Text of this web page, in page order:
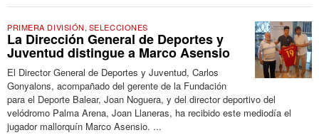
PRIMERA DIVISIÓN, SELECCIONES
La Dirección General de Deportes y
Juventud distingue a Marco Asensio
El Director General de Deportes y Juventud, Carlos
Gonyalons, acompañado del gerente de la Fundación
para el Deporte Balear, Joan Noguera, y del director deportivo del
velódromo Palma Arena, Joan Llaneras, ha recibido este mediodía el
jugador mallorquín Marco Asensio. ...